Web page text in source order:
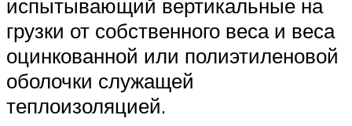
испытывающий вертикальные на
грузки от собственного веса и веса
оцинкованной или полиэтиленовой
оболочки служащей
теплоизоляцией.